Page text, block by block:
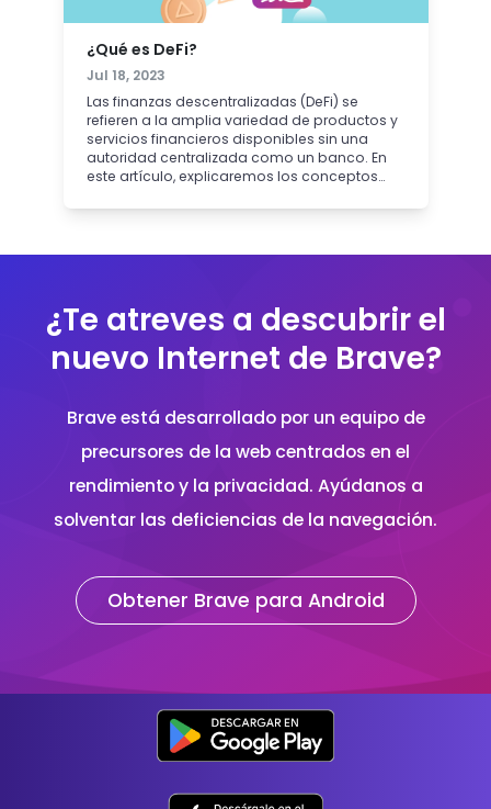
¿Qué es DeFi?
Jul 18, 2023
Las finanzas descentralizadas (DeFi) se
refieren a la amplia variedad de productos y
servicios financieros disponibles sin una
autoridad centralizada como un banco. En
este artículo, explicaremos los conceptos
fundamentales como blockchain y contratos
empezar a explorar fácilmente el mundo de
¿Te atreves a descubrir el
nuevo Internet de Brave?
Brave está desarrollado por un equipo de
precursores de la web centrados en el
rendimiento y la privacidad. Ayúdanos a
solventar las deficiencias de la navegación.
Obtener Brave para Android